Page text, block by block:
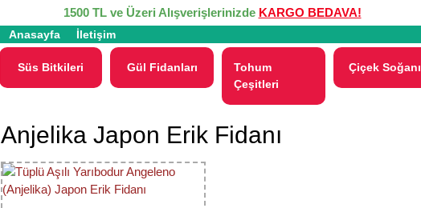
1500 TL ve Üzeri Alışverişlerinizde KARGO BEDAVA!
Anasayfa İletişim
Süs Bitkileri Gül Fidanları
Tohum
Çeşitleri
Çiçek Soğanı
Anjelika Japon Erik Fidanı